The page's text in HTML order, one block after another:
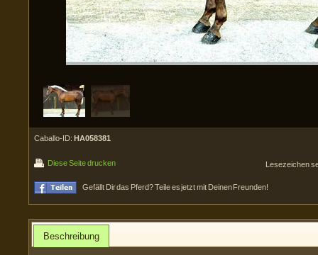
Caballo-ID: HA058381
Diese Seite drucken Lesezeichen
Gefällt Dir das Pferd? Teile es jetzt mit Deinen Freunden!
Beschreibung